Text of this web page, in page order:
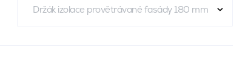
Držák izolace provětrávané fasády 180 mm